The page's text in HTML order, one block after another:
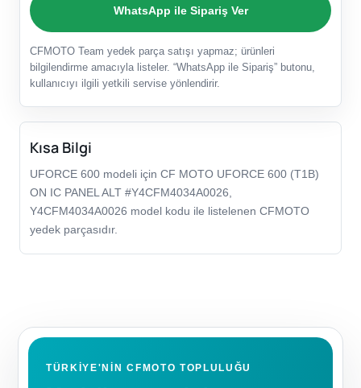
WhatsApp ile Sipariş Ver
CFMOTO Team yedek parça satışı yapmaz; ürünleri
bilgilendirme amacıyla listeler. “WhatsApp ile Sipariş” butonu,
kullanıcıyı ilgili yetkili servise yönlendirir.
Kısa Bilgi
UFORCE 600 modeli için CF MOTO UFORCE 600 (T1B)
ON IC PANEL ALT #Y4CFM4034A0026,
Y4CFM4034A0026 model kodu ile listelenen CFMOTO
yedek parçasıdır.
TÜRKIYE'NIN CFMOTO TOPLULUĞU